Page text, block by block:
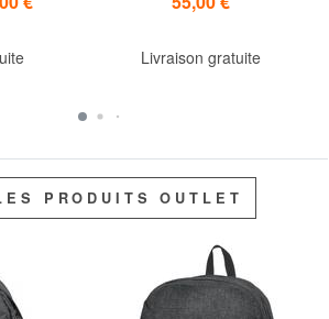
Livraison gratuite
PRODUITS OUTLET